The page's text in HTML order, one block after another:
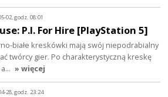
02, godz. 08:01
P.I. For Hire [PlayStation 5]
białe kreskówki mają swój niepodrabialny
twórcy gier. Po charakterystyczną kreskę
» więcej
28, godz. 23:24